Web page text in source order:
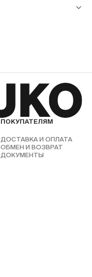
ПОКУПАТЕЛЯМ
ДОСТАВКА И ОПЛАТА
ОБМЕН И ВОЗВРАТ
ДОКУМЕНТЫ